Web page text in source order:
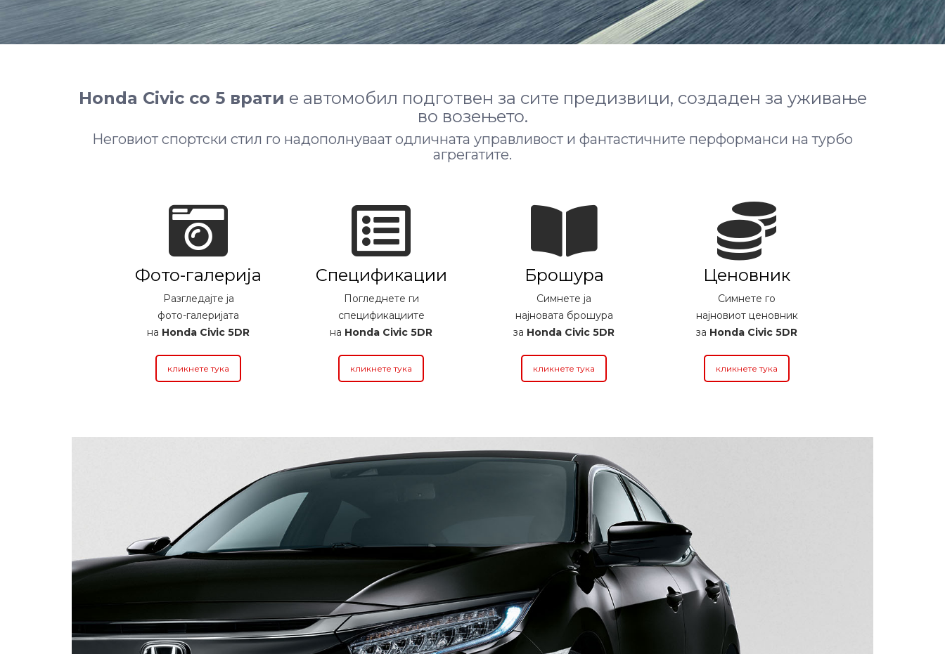
Honda Civic со 5 врати е автомобил подготвен за сите предизвици, создаден за уживање
во возењето.
Неговиот спортски стил го надополнуваат одличната управливост и фантастичните перформанси на турбо
агрегатите.
Фото-галерија
Разгледајте ја
фото-галеријата
на Honda Civic 5DR
кликнете тука
Спецификации
Погледнете ги
спецификациите
на Honda Civic 5DR
кликнете тука
Брошура
Симнете ја
најновата брошура
за Honda Civic 5DR
кликнете тука
Ценовник
Симнете го
најновиот ценовник
за Honda Civic 5DR
кликнете тука